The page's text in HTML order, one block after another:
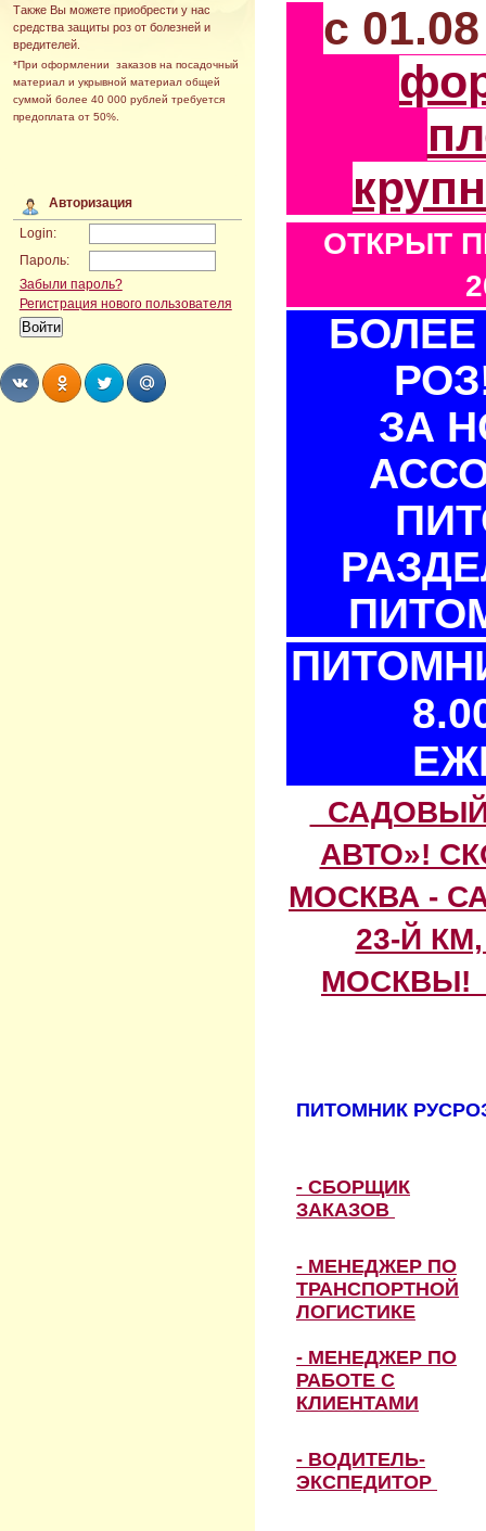
Также Вы можете приобрести у нас
средства защиты роз от болезней и
вредителей.
*При оформлении заказов на посадочный
материал и укрывной материал общей
суммой более 40 000 рублей требуется
предоплата от 50%.
Авторизация
Login:
Пароль:
Забыли пароль?
Регистрация нового пользователя
с
ОТКРЫТ
БОЛЕЕ
ЗА
АВТО»!
МОСКВА -
23-Й
МОСКВЫ!
ПИТОМНИК
- СБОРЩИК
ЗАКАЗОВ
- МЕНЕДЖЕР ПО
ТРАНСПОРТНОЙ
ЛОГИСТИКЕ
- МЕНЕДЖЕР ПО
РАБОТЕ С
КЛИЕНТАМИ
- ВОДИТЕЛЬ-
ЭКСПЕДИТОР